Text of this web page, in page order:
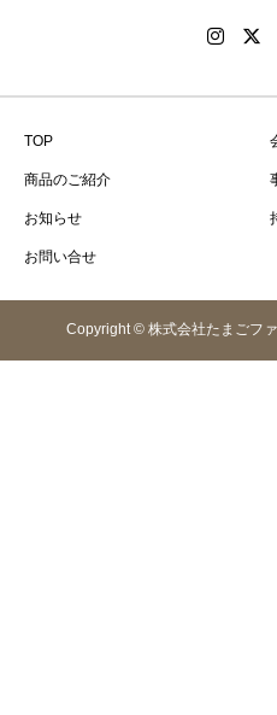
TOP
商品のご紹介
お知らせ
お問い合せ
Copyright © 株式会社たまごフ